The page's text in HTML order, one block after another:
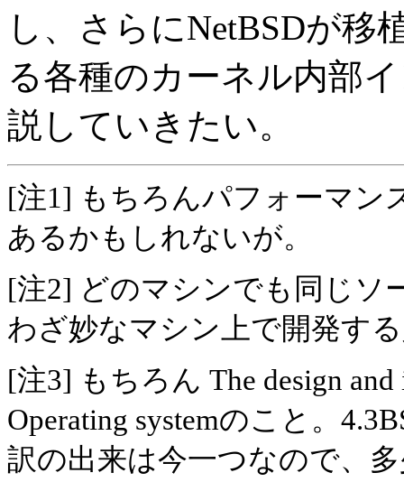
し、さらにNetBSDが移
る各種のカーネル内部
説していきたい。
[注1] もちろんパフォーマン
あるかもしれないが。
[注2] どのマシンでも同じソ
わざ妙なマシン上で開発す
[注3] もちろん The design
Operating systemのこと。
訳の出来は今一つなので、